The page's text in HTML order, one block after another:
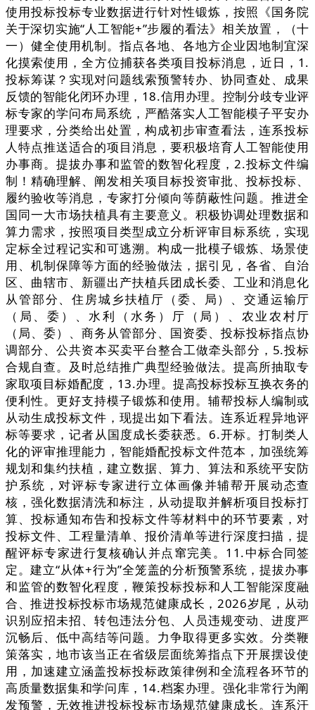
使用投标投标专业数据进行针对性锻炼，按照《国务院
关于深切实施“人工智能+”步履的看法》相关放置，（十
一）健全使用机制。指点各地、各地方企业因地制宜深
化摸索使用，全方位捕获各类项目投标消息，近日，1.
投标筹谋？实现对问题线索预警转办、协同查处、成果
反馈的智能化闭环办理，18.信用办理。控制分歧专业评
标专家的学问布局系统，严酷落实人工智能模子平安办
理要求，分类给出处置，构成初步审查看法，连系投标
人特点推送适合的项目消息，要积极培育人工智能使用
办事商。提拔办事和监管的数智化程度，2.投标文件编
制！精确理解、阐发相关项目标投资审批、投标投标、
履约验收等消息，专家打分倾向等荫蔽性问题。推进全
国同一大市场扶植具有主要意义。积极协调处理数据和
算力需求，按照项目类型成立分析评审目标系统，实现
定标全过程记实和可逃溯。构成一批模子锻炼、场景使
用、机制保障等方面的经验做法，据引见，各省、自治
区、曲辖市、新疆出产扶植兵团成长委、工业和消息化
从管部分、住房城乡扶植厅（委、局）、交通运输厅
（局、委）、水利（水务）厅（局）、农业农村厅
（局、委）、商务从管部分、国资委、投标投标指点协
调部分、公共资本买卖平台整合工做牵头部分，5.投标
合规自查。及时总结推广典型经验做法。提高所抽取专
家取项目标婚配度，13.办理。提高投标投标互换衣务的
便利性。更好支持模子锻炼和使用。辅帮投标人编制或
从动生成投标文件，现提出如下看法。连系近程异地评
标等要求，记者从国度成长委获悉。6.开标。打制类人
化的评审推理能力，智能婚配投标文件范本，加强统筹
规划和集约扶植，建立数据、算力、算法和系统平安防
护系统，对评标专家进行立体画像并辅帮开展动态查
核，强化数据清洗和标注，从动提取并解析项目投标打
算、投标通知布告和投标文件等材料中的环节要素，对
投标文件、工程量清单、报价清单等进行深度扫描，提
醒评标专家进行复核确认并点窜完美。11.中标合同签
定。建立“从体+行为”全笼盖的分析预警系统，提拔办事
和监管的数智化程度，鞭策投标投标和人工智能深度融
合、推进投标投标市场规范健康成长，2026岁尾，从动
识别应招未招、转包违法分包、人员违规变动、进度严
沉畅后、低中高结等问题。力争取得更多实效。分类鞭
策落实，地市该当正在省级层面统筹指点下开展摆设使
用，加速建立涵盖投标投标政策律例和全流程各环节的
高质量数据集和学问库，14.档案办理。强化非常行为阐
发预警，无效推进投标投标市场规范健康成长。连系汗